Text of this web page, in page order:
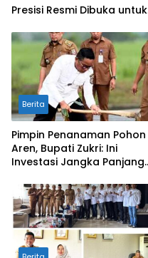
Presisi Resmi Dibuka untuk
Rangsang
Berita
Pimpin Penanaman Pohon
Aren, Bupati Zukri: Ini
Investasi Jangka Panjang
Pelalawan